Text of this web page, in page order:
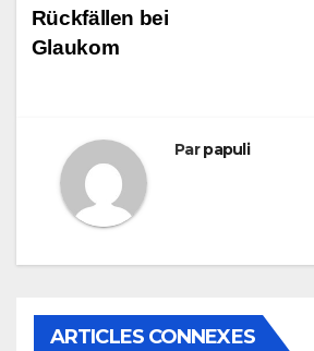
Rückfällen bei
Glaukom
Parpapuli
ARTICLES CONNEXES